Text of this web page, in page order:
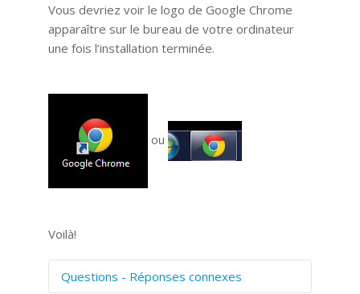
Vous devriez voir le logo de Google Chrome
apparaître sur le bureau de votre ordinateur
une fois l’installation terminée.
ou
Voilà!
Questions - Réponses connexes